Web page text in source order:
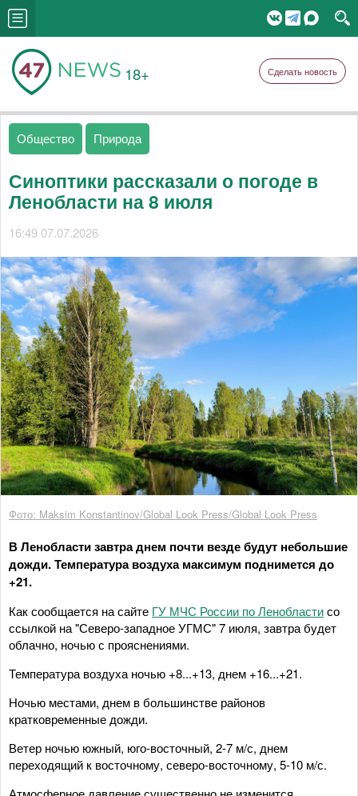
18+ Сделать новость
Общество Природа
Синоптики рассказали о погоде в
Ленобласти на 8 июля
16:49 07.07.2026
Фото: Maksim Konstantinov/Global Look Press/Global Look Press
В Ленобласти завтра днем почти везде будут небольшие
дожди. Температура воздуха максимум поднимется до
+21.
Как сообщается на сайте ГУ МЧС России по Ленобластисо
ссылкой на "Северо-западное УГМС" 7 июля, завтра будет
облачно, ночью с прояснениями.
Температура воздуха ночью +8...+13, днем +16...+21.
Ночью местами, днем в большинстве районов
кратковременные дожди.
Ветер ночью южный, юго-восточный, 2-7 м/с, днем
переходящий к восточному, северо-восточному, 5-10 м/с.